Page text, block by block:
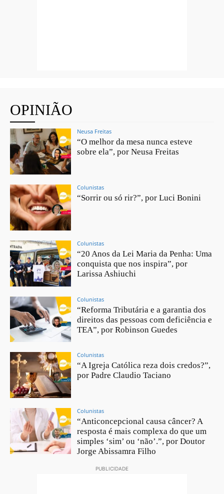
OPINIÃO
Neusa Freitas
“O melhor da mesa nunca esteve
sobre ela”, por Neusa Freitas
Colunistas
“Sorrir ou só rir?”, por Luci Bonini
Colunistas
“20 Anos da Lei Maria da Penha: Uma
conquista que nos inspira”, por
Larissa Ashiuchi
Colunistas
“Reforma Tributária e a garantia dos
direitos das pessoas com deficiência e
TEA”, por Robinson Guedes
Colunistas
“A Igreja Católica reza dois credos?”,
por Padre Claudio Taciano
Colunistas
“Anticoncepcional causa câncer? A
resposta é mais complexa do que um
simples ‘sim’ ou ‘não’.”, por Doutor
Jorge Abissamra Filho
PUBLICIDADE